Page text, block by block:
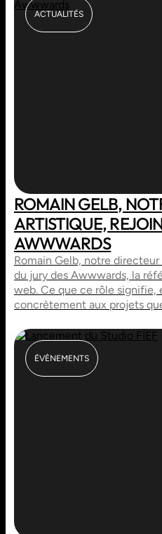
ROMAIN GELB,
ARTISTIQUE,
AWWWARDS
Romain Gelb, notre
du jury des Awwwards, la
web. Ce que ce rôle signifie,
concrètement aux projets
ACTUALITÉS
ÉVÈNEMENTS